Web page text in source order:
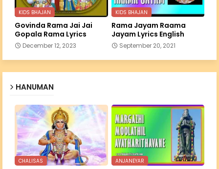
KIDS BHAJAN
Govinda Rama Jai Jai
Gopala Rama Lyrics
December 12, 2023
KIDS BHAJAN
Rama Jayam Raama
Jayam Lyrics English
September 20, 2021
HANUMAN
CHALISAS ANJANEYAR